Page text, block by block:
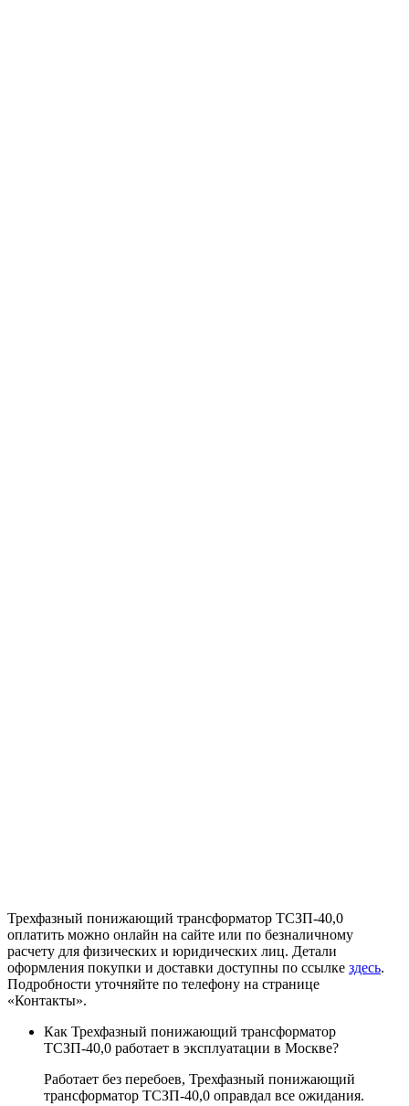
Трехфазный понижающий трансформатор ТСЗП-40,0
оплатить можно онлайн на сайте или по безналичному
расчету для физических и юридических лиц. Детали
оформления покупки и доставки доступны по ссылке здесь.
Подробности уточняйте по телефону на странице
«Контакты».
Как Трехфазный понижающий трансформатор
ТСЗП-40,0 работает в эксплуатации в Москве?
Работает без перебоев, Трехфазный понижающий
трансформатор ТСЗП-40,0 оправдал все ожидания.